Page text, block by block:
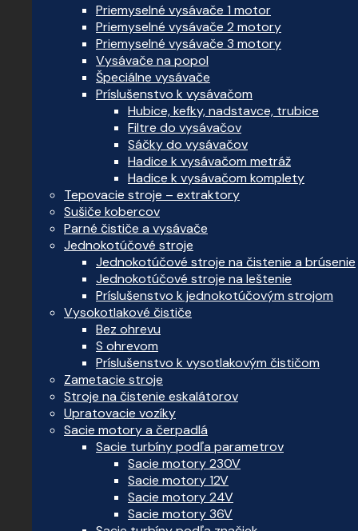
Priemyselné vysávače 1 motor
Priemyselné vysávače 2 motory
Priemyselné vysávače 3 motory
Vysávače na popol
Špeciálne vysávače
Príslušenstvo k vysávačom
Hubice, kefky, nadstavce, trubice
Filtre do vysávačov
Sáčky do vysávačov
Hadice k vysávačom metráž
Hadice k vysávačom komplety
Tepovacie stroje – extraktory
Sušiče kobercov
Parné čističe a vysávače
Jednokotúčové stroje
Jednokotúčové stroje na čistenie a brúsenie
Jednokotúčové stroje na leštenie
Príslušenstvo k jednokotúčovým strojom
Vysokotlakové čističe
Bez ohrevu
S ohrevom
Príslušenstvo k vysotlakovým čističom
Zametacie stroje
Stroje na čistenie eskalátorov
Upratovacie vozíky
Sacie motory a čerpadlá
Sacie turbíny podľa parametrov
Sacie motory 230V
Sacie motory 12V
Sacie motory 24V
Sacie motory 36V